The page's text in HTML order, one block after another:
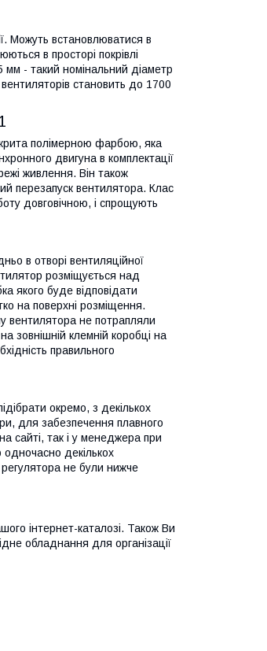
Можуть встановлюватися в
в просторі покрівлі
мм - такий номінальний діаметр
становить до 1700
полімерною фарбою, яка
двигуна в комплектації
живлення. Він також
перезапуск вентилятора. Клас
довговічною, і спрощують
в отворі вентиляційної
розміщується над
якого буде відповідати
на поверхні розміщення.
вентилятора не потрапляли
зовнішній клемній коробці на
правильного
окремо, з декількох
для забезпечення плавного
сайті, так і у менеджера при
декількох
не були нижче
інтернет-каталозі. Також Ви
обладнання для організації